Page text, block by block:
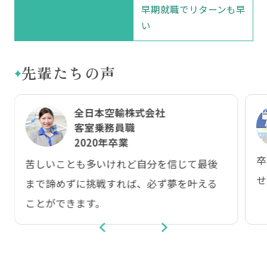
早期就職でリターンも早
い
先輩たちの声
全日本空輸株式会社
客室乗務員職
2020年卒業
苦しいことも多いけれど自分を信じて最後
まで諦めずに挑戦すれば、必ず夢を叶える
ことができます。